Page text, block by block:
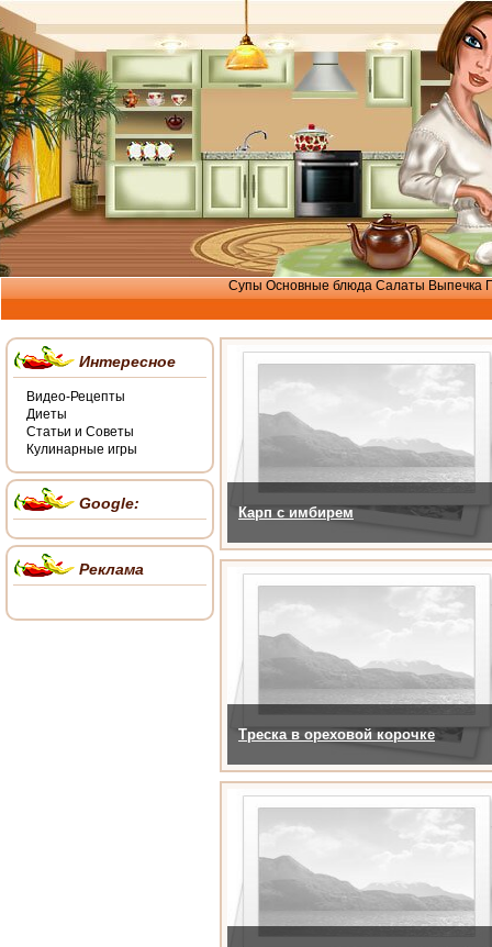
Супы Основные блюда Салаты Выпечка
Карп с имбирем
Треска в ореховой корочке
Интересное
Видео-Рецепты
Диеты
Статьи и Советы
Кулинарные игры
Google:
Реклама